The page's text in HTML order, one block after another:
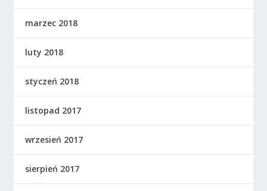
marzec 2018
luty 2018
styczeń 2018
listopad 2017
wrzesień 2017
sierpień 2017